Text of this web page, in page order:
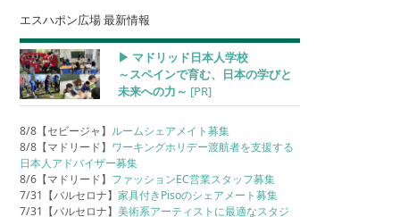
エスハポン広場 最新情報
▶︎ マドリッド日本人学校
～スペインで育む、日本の学びと
未来への力～ [PR]
8/8【セビージャ】ルームシェアメイト募集
8/8【マドリード】 ワーキングホリデー渡航者を支援する
日本人アドバイザー募集
8/6【マドリード】 ファッションEC営業スタッフ募集
7/31【バルセロナ】家具付きPisoのシェアメート募集
7/31【バルセロナ】美術系アーティストに最適なスタジ